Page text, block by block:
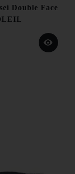
Double Face